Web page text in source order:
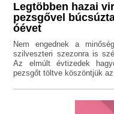
Legtöbben hazai
pezsgővel
óévet
Nem engednek a
szilveszteri szezonra is
Az elmúlt évtizedek
pezsgőt töltve köszöntjük